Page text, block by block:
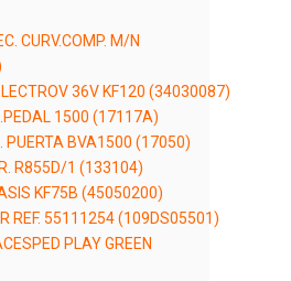
CURV.COMP. M/N
36V KF120 (34030087)
1500 (17117A)
PUERTA BVA1500 (17050)
R855D/1 (133104)
KF75B (45050200)
REF. 55111254 (109DS05501)
PLAY GREEN